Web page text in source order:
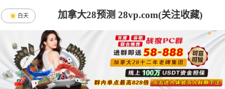
加拿大28预测 28vp.com(关注收藏)
白天